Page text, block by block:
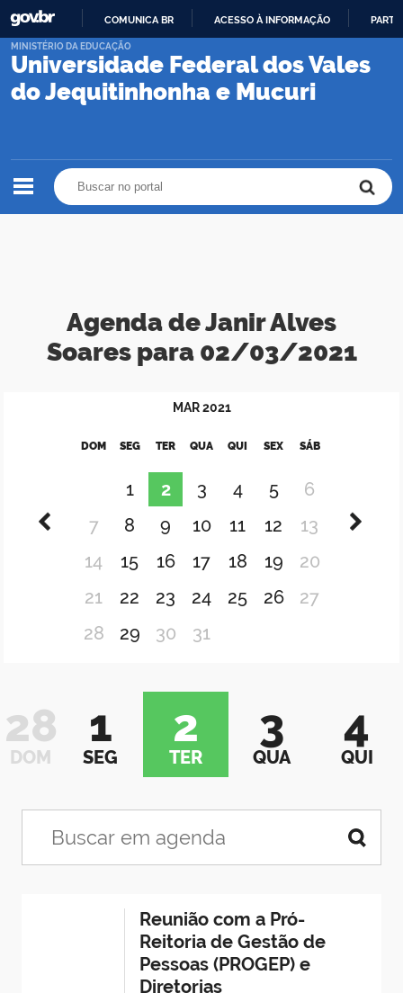
PARA
CONTEÚDO
COMUNICA BR ACESSO À INFORMAÇÃO
Universidade Federal dos Vales
do Jequitinhonha e Mucuri
MINISTÉRIO DA EDUCAÇÃO
Agenda de Janir Alves
Soares para 02/03/2021
MAR 2021
DOM SEG TER QUA QUI SEX SÁB
1 2 3 4 5
6
7
8 9 10 11 12
13
14
15 16 17 18 19
20
21
22 23 24 25 26
27
28
29 30 31
28
DOM
1
SEG
2
TER
3
QUA
4
QUI
Reunião com a Pró-
Reitoria de Gestão de
Pessoas (PROGEP) e
Diretorias